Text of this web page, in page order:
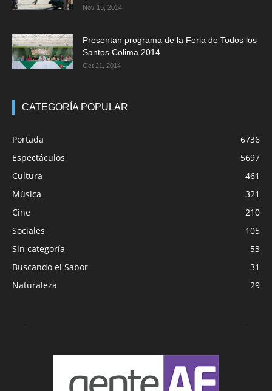
Nov 15, 2014
Presentan programa de la Feria de Todos los
Santos Colima 2014
Oct 21, 2014
CATEGORÍA POPULAR
Portada
6736
Espectáculos
5697
Cultura
461
Música
321
Cine
210
Sociales
105
Sin categoría
53
Buscando el Sabor
31
Naturaleza
29